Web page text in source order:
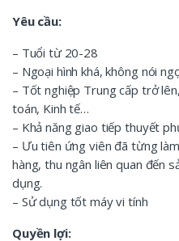
Yêu cầu:
– Tuổi từ 20-28
– Ngoại hình khá, không nói
– Tốt nghiệp Trung cấp trở
toán, Kinh tế…
– Khả năng giao tiếp thuyết
– Ưu tiên ứng viên đã từng
hàng, thu ngân liên quan đến
dụng.
– Sử dụng tốt máy vi tính
Quyền lợi: